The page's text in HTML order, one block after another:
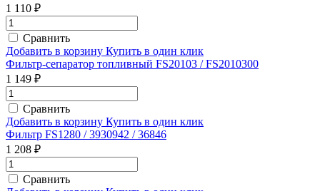
1 110 ₽
Сравнить
Добавить в корзину Купить в один клик
Фильтр-сепаратор топливный FS20103 / FS2010300
1 149 ₽
Сравнить
Добавить в корзину Купить в один клик
Фильтр FS1280 / 3930942 / 36846
1 208 ₽
Сравнить